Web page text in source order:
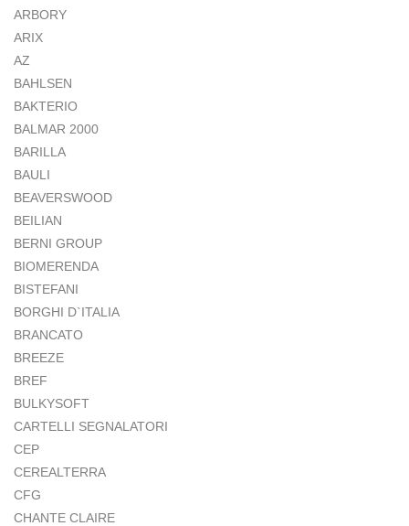
ARBORY
ARIX
AZ
BAHLSEN
BAKTERIO
BALMAR 2000
BARILLA
BAULI
BEAVERSWOOD
BEILIAN
BERNI GROUP
BIOMERENDA
BISTEFANI
BORGHI D`ITALIA
BRANCATO
BREEZE
BREF
BULKYSOFT
CARTELLI SEGNALATORI
CEP
CEREALTERRA
CFG
CHANTE CLAIRE